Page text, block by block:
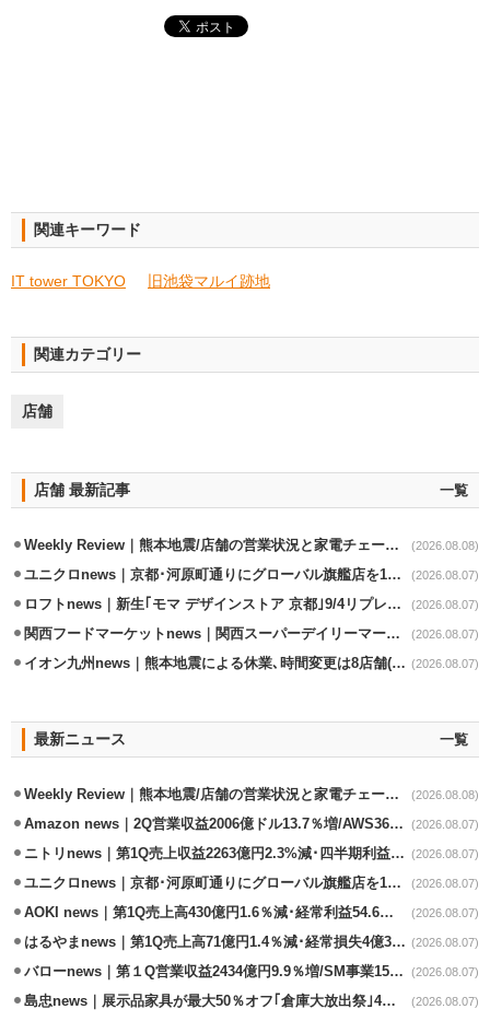
関連キーワード
IT tower TOKYO 旧池袋マルイ跡地
関連カテゴリー
店舗
店舗 最新記事 一覧
Weekly Review｜熊本地震/店舗の営業状況と家電チェーンの支援策 (2026.08.08)
ユニクロnews｜京都･河原町通りにグローバル旗艦店を11/6開設 (2026.08.07)
ロフトnews｜新生｢モマ デザインストア 京都｣9/4リプレイスオープン (2026.08.07)
関西フードマーケットnews｜関西スーパーデイリーマート蒲生店8/7改装 (2026.08.07)
イオン九州news｜熊本地震による休業､時間変更は8店舗(8/7時点) (2026.08.07)
最新ニュース 一覧
Weekly Review｜熊本地震/店舗の営業状況と家電チェーンの支援策 (2026.08.08)
Amazon news｜2Q営業収益2006億ドル13.7％増/AWS36.8％％増が貢献 (2026.08.07)
ニトリnews｜第1Q売上収益2263億円2.3%減･四半期利益1.4％減 (2026.08.07)
ユニクロnews｜京都･河原町通りにグローバル旗艦店を11/6開設 (2026.08.07)
AOKI news｜第1Q売上高430億円1.6％減･経常利益54.6％減 (2026.08.07)
はるやまnews｜第1Q売上高71億円1.4％減･経常損失4億3800万円 (2026.08.07)
バローnews｜第１Q営業収益2434億円9.9％増/SM事業15.5％増と絶好調 (2026.08.07)
島忠news｜展示品家具が最大50％オフ｢倉庫大放出祭｣4店舗限定で開催 (2026.08.07)